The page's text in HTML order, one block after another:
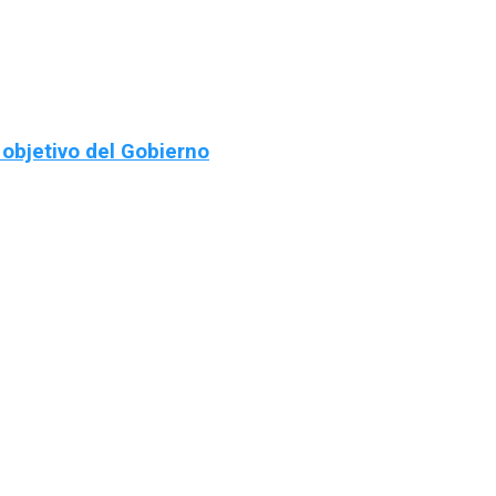
del Gobierno